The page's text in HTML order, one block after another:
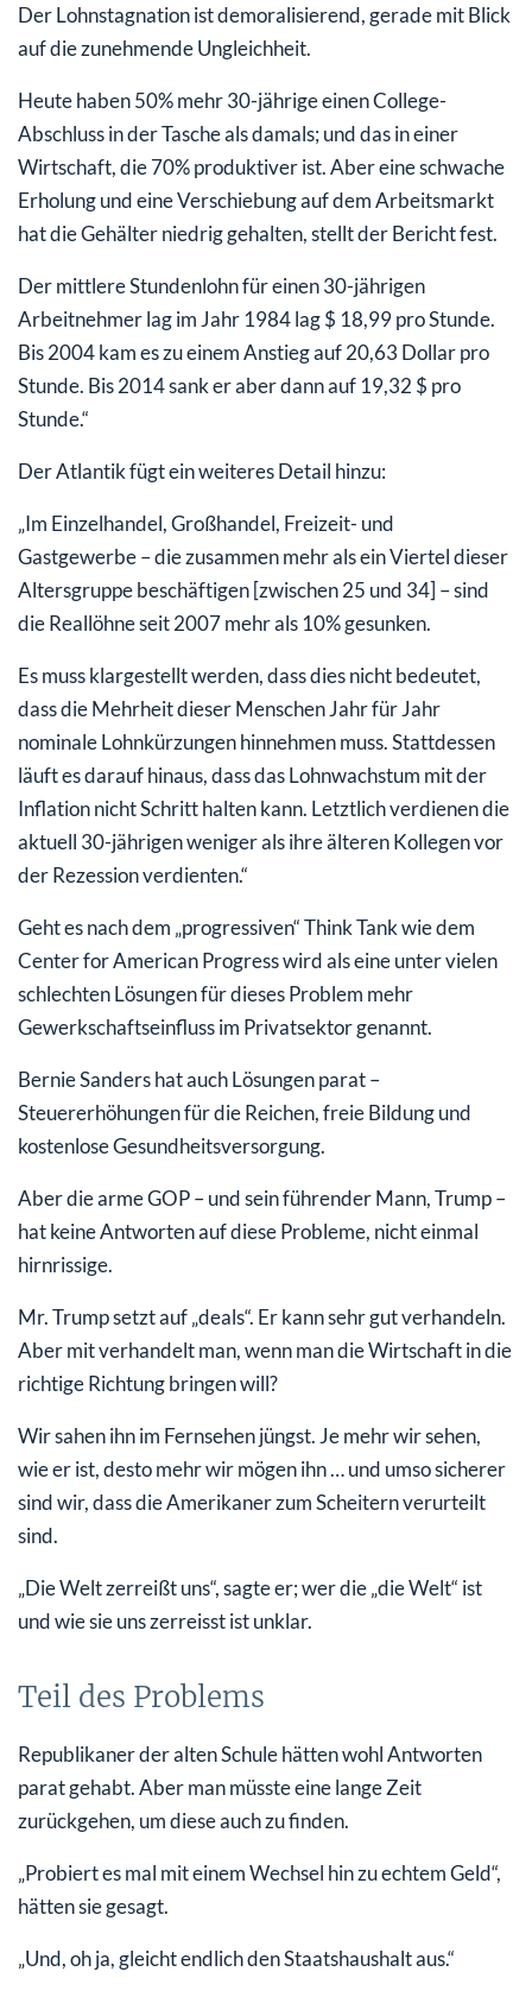
Der Lohnstagnation ist demoralisierend, gerade mit Blick
auf die zunehmende Ungleichheit.
Heute haben 50% mehr 30-jährige einen College-
Abschluss in der Tasche als damals; und das in einer
Wirtschaft, die 70% produktiver ist. Aber eine schwache
Erholung und eine Verschiebung auf dem Arbeitsmarkt
hat die Gehälter niedrig gehalten, stellt der Bericht fest.
Der mittlere Stundenlohn für einen 30-jährigen
Arbeitnehmer lag im Jahr 1984 lag $ 18,99 pro Stunde.
Bis 2004 kam es zu einem Anstieg auf 20,63 Dollar pro
Stunde. Bis 2014 sank er aber dann auf 19,32 $ pro
Stunde.“
Der Atlantik fügt ein weiteres Detail hinzu:
„Im Einzelhandel, Großhandel, Freizeit- und
Gastgewerbe – die zusammen mehr als ein Viertel dieser
Altersgruppe beschäftigen [zwischen 25 und 34] – sind
die Reallöhne seit 2007 mehr als 10% gesunken.
Es muss klargestellt werden, dass dies nicht bedeutet,
dass die Mehrheit dieser Menschen Jahr für Jahr
nominale Lohnkürzungen hinnehmen muss. Stattdessen
läuft es darauf hinaus, dass das Lohnwachstum mit der
Inflation nicht Schritt halten kann. Letztlich verdienen die
aktuell 30-jährigen weniger als ihre älteren Kollegen vor
der Rezession verdienten.“
Geht es nach dem „progressiven“ Think Tank wie dem
Center for American Progress wird als eine unter vielen
schlechten Lösungen für dieses Problem mehr
Gewerkschaftseinfluss im Privatsektor genannt.
Bernie Sanders hat auch Lösungen parat –
Steuererhöhungen für die Reichen, freie Bildung und
kostenlose Gesundheitsversorgung.
Aber die arme GOP – und sein führender Mann, Trump –
hat keine Antworten auf diese Probleme, nicht einmal
hirnrissige.
Mr. Trump setzt auf „deals“. Er kann sehr gut verhandeln.
Aber mit verhandelt man, wenn man die Wirtschaft in die
richtige Richtung bringen will?
Wir sahen ihn im Fernsehen jüngst. Je mehr wir sehen,
wie er ist, desto mehr wir mögen ihn … und umso sicherer
sind wir, dass die Amerikaner zum Scheitern verurteilt
sind.
„Die Welt zerreißt uns“, sagte er; wer die „die Welt“ ist
und wie sie uns zerreisst ist unklar.
Teil des Problems
Republikaner der alten Schule hätten wohl Antworten
parat gehabt. Aber man müsste eine lange Zeit
zurückgehen, um diese auch zu finden.
„Probiert es mal mit einem Wechsel hin zu echtem Geld“,
hätten sie gesagt.
„Und, oh ja, gleicht endlich den Staatshaushalt aus.“